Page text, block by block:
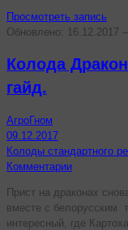
Просмотреть запись
Обновлено: 16.12.2017
Колода
гайд.
АгроГном
09.12.2017
Колоды стандартного
Комментарии
Прист на драконах
вместе с белорусским
интересный, где